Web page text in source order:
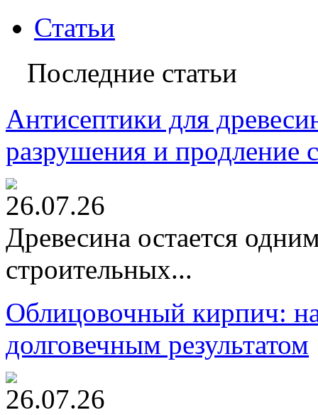
Статьи
Последние статьи
Антисептики для
разрушения и продление
26.07.26
Древесина остается
строительных...
Облицовочный кирпич:
долговечным результатом
26.07.26